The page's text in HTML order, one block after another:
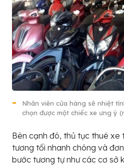
Nhân viên cửa hàng sẽ nhiệt
chọn được một chiếc xe ưng ý
Bên cạnh đó, thủ tục thuê xe
tương tối nhanh chóng và
bước tương tự như các cơ sở